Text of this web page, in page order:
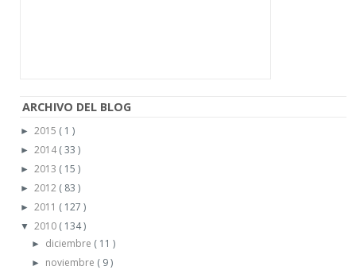
ARCHIVO DEL BLOG
► 2015 ( 1 )
► 2014( 33 )
► 2013 ( 15 )
► 2012 ( 83 )
► 2011 ( 127 )
▼ 2010 ( 134 )
► diciembre ( 11 )
► noviembre ( 9 )